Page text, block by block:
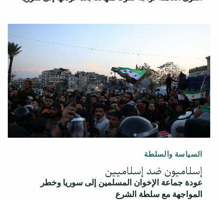
السياسة والسلطة
إسلاميون ضد إسلاميين
عودة جماعة الإخوان المسلمين إلى سوريا وخطر
المواجهة مع سلطة الشرع